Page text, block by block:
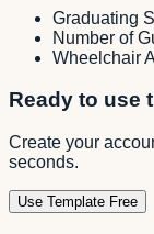
Graduating
Number of
Wheelchair
Ready to use
Create your
seconds.
Use Template Free